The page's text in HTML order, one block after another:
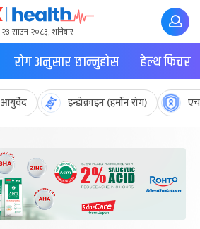
२३ साउन २०८३, शनिबार
रोग अनुसार छान्नुहोस हेल्थ फिचर
आयुर्वेद इन्डोक्राइन (हर्मोन रोग)